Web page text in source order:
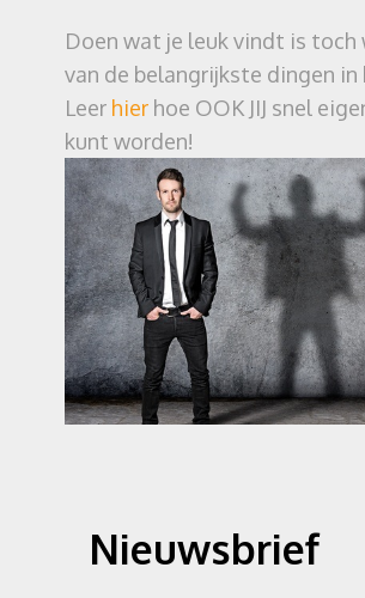
Doen wat je leuk vindt is toch
van de belangrijkste dingen in
Leer hier hoe OOK JIJ snel
kunt worden!
Nieuwsbrief